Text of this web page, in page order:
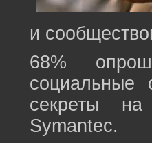
и
68%
социальные
секреты
Symantec.